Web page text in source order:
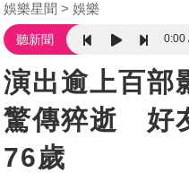
娛樂星聞 娛樂
聽新聞 0:00
演出逾上百部
驚傳猝逝 好
76歲